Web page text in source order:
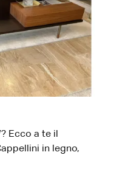
Ecco a te il
in legno,